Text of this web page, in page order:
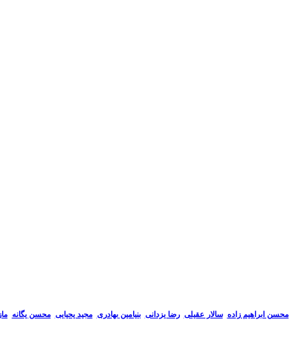
محسن ابراهیم زاده سالار عقیلی رضا یزدانی بنیامین بهادری مجید یحیایی محسن یگانه